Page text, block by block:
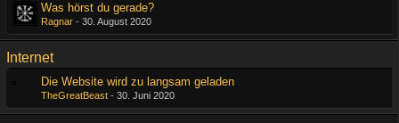
Was hörst du gerade?
Ragnar - 30. August 2020
Internet
Die Website wird zu langsam geladen
TheGreatBeast - 30. Juni 2020